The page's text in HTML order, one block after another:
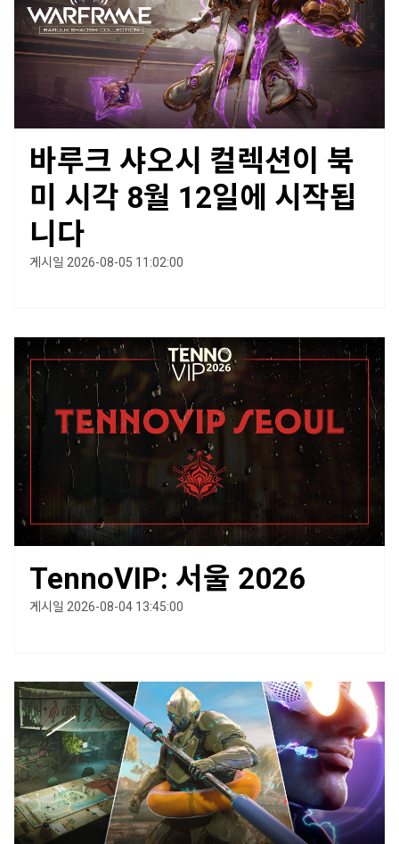
바루크 샤오시 컬렉션이 북
미 시각 8월 12일에 시작됩
니다
게시일 2026-08-05 11:02:00
TennoVIP: 서울 2026
게시일 2026-08-04 13:45:00